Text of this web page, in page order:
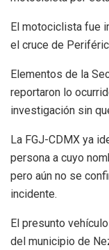
El motociclista fue
el cruce de
Elementos de la
reportaron lo
investigación sin
La FGJ-CDMX ya
persona a cuyo
pero aún no se
incidente.
El presunto
del municipio de